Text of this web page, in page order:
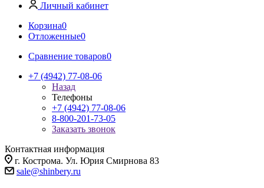
Личный кабинет
Корзина0
Отложенные0
Сравнение товаров0
+7 (4942) 77-08-06
Назад
Телефоны
+7 (4942) 77-08-06
8-800-201-73-05
Заказать звонок
Контактная информация
г. Кострома. Ул. Юрия Смирнова 83
sale@shinbery.ru